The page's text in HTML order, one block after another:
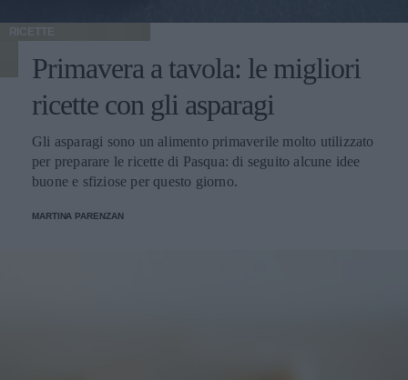
RICETTE
Primavera a tavola: le migliori
ricette con gli asparagi
Gli asparagi sono un alimento primaverile molto utilizzato
per preparare le ricette di Pasqua: di seguito alcune idee
buone e sfiziose per questo giorno.
MARTINA PARENZAN